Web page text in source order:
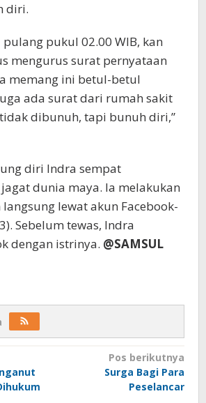
diri.
pulang pukul 02.00 WIB, kan
mengurus surat pernyataan
memang ini betul-betul
ada surat dari rumah sakit
dibunuh, tapi bunuh diri,”
diri Indra sempat
dunia maya. Ia melakukan
lewat akun Facebook-
Sebelum tewas, Indra
dengan istrinya. @SAMSUL
Pos berikutnya
Surga Bagi Para
Peselancar